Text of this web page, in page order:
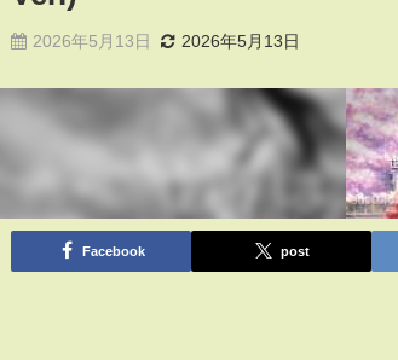
2026年5月13日 2026年5月13日
Facebook post